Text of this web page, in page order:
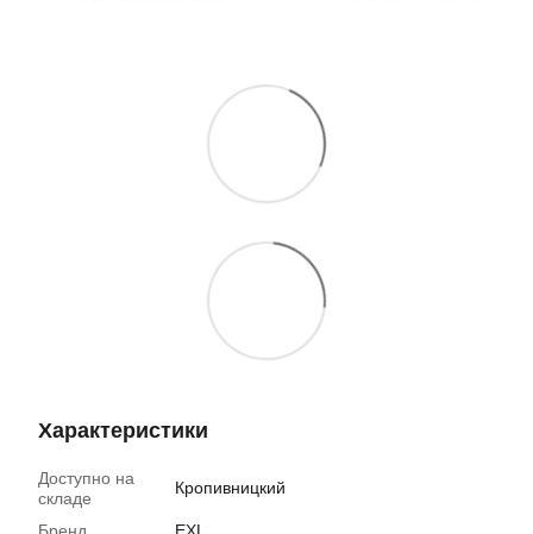
Характеристики
Доступно на
складе
Кропивницкий